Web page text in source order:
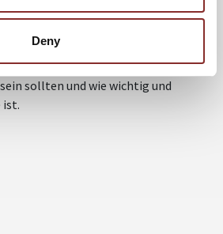
Deny
Wolfgang Bosbach
dasteht, dass wir
Status auch anerkennen und
sollten und wie wichtig und